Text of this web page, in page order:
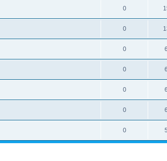
0
0
0
0
0
0
0